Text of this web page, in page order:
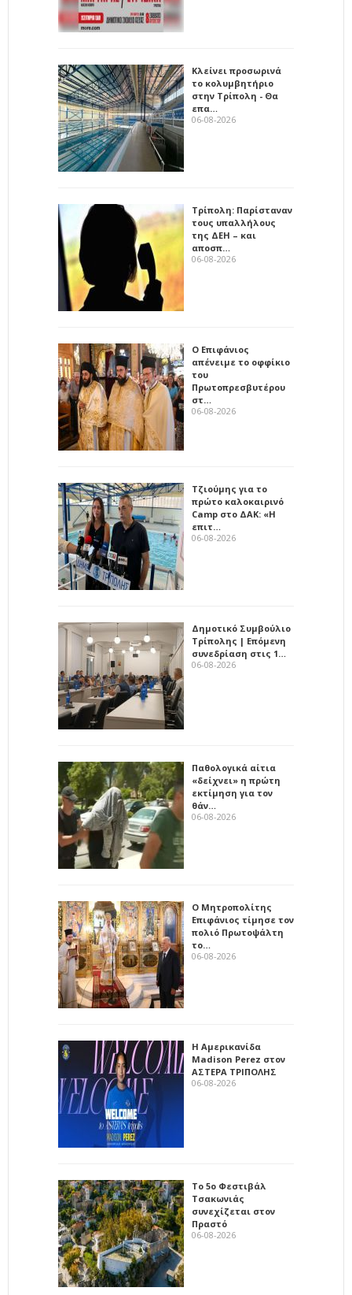
Κλείνει προσωρινά
το κολυμβητήριο
στην Τρίπολη - Θα
επα…
06-08-2026
Τρίπολη: Παρίσταναν
τους υπαλλήλους
της ΔΕΗ – και
αποσπ…
06-08-2026
Ο Επιφάνιος
απένειμε το οφφίκιο
του
Πρωτοπρεσβυτέρου
στ…
06-08-2026
Τζιούμης για το
πρώτο καλοκαιρινό
Camp στο ΔΑΚ: «Η
επιτ…
06-08-2026
Δημοτικό Συμβούλιο
Τρίπολης | Επόμενη
συνεδρίαση στις 1…
06-08-2026
Παθολογικά αίτια
«δείχνει» η πρώτη
εκτίμηση για τον
θάν…
06-08-2026
Ο Μητροπολίτης
Επιφάνιος τίμησε τον
πολιό Πρωτοψάλτη
το…
06-08-2026
Η Αμερικανίδα
Madison Perez στον
ΑΣΤΕΡΑ ΤΡΙΠΟΛΗΣ
06-08-2026
Το 5ο Φεστιβάλ
Τσακωνιάς
συνεχίζεται στον
Πραστό
06-08-2026